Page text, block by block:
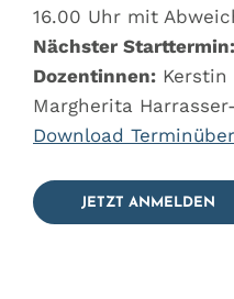
16.00 Uhr mit
Nächster Starttermin:
Dozentinnen: Kerstin
Margherita
Download
JETZT ANMELDEN